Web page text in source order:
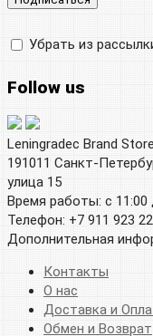
Убрать из
Follow us
Leningradec Brand Store
191011 Санкт-
улица 15
Время работы: с 11:00
Телефон: +7 911 923
Дополнительная
Контакты
О нас
Доставка и
Обмен и Возврат